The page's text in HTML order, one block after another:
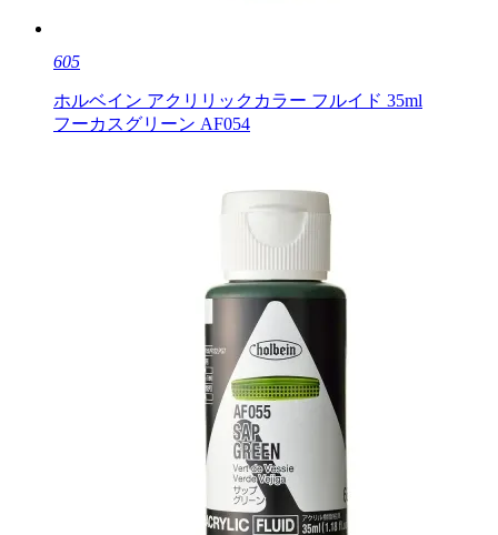
605
ホルベイン アクリリックカラー フルイド 35ml
フーカスグリーン AF054